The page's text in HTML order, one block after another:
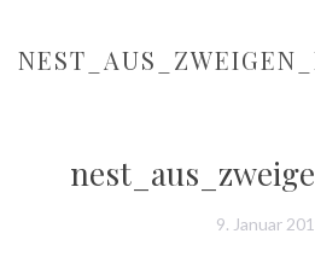
9. Januar